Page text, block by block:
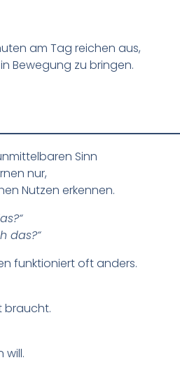
am Tag reichen aus,
Bewegung zu bringen.
Sinn
nur,
Nutzen erkennen.
das?“
funktioniert oft anders.
braucht.
will.